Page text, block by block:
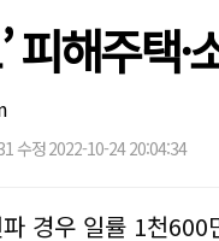
피해주택
수정 2022-10-24 20:04:34
경우 일률 1천600